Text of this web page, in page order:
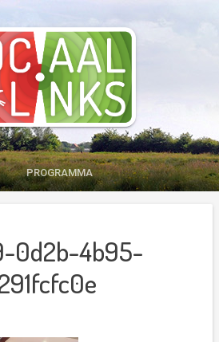
PROGRAMMA
0d2b-4b95-